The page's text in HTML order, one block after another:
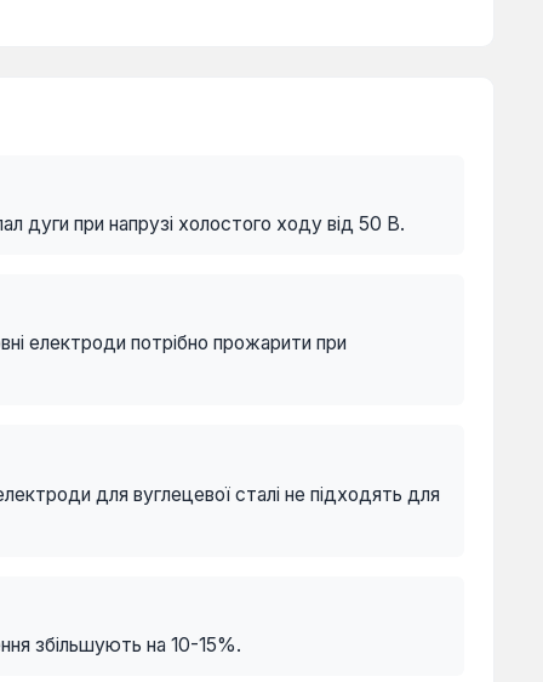
дуги при напрузі холостого ходу від 50 В.
електроди потрібно прожарити при
для вуглецевої сталі не підходять для
збільшують на 10-15%.